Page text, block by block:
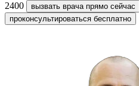
2400
вызвать врача прямо сейчас
проконсультироваться бесплатно